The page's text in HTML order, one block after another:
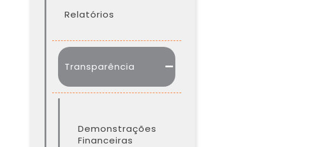
Relatórios
Transparência
Demonstrações
Financeiras